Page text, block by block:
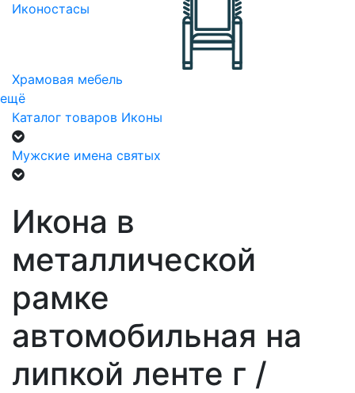
Иконостасы
Храмовая мебель
ещё
Каталог товаров Иконы
Мужские имена святых
Икона в
металлической
рамке
автомобильная на
липкой ленте г /